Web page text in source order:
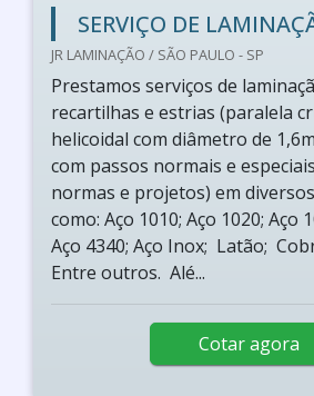
SERVIÇO DE
JR LAMINAÇÃO / SÃO PAULO - SP
Prestamos serviços de
recartilhas e estrias (paralela
helicoidal com diâmetro de
com passos normais e
normas e projetos) em
como: Aço 1010; Aço 1020; Aço
Aço 4340; Aço Inox; Latão;
Entre outros. Alé...
Cotar agora